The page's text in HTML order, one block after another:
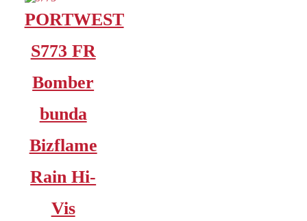
PORTWEST
S773 FR
Bomber
bunda
Bizflame
Rain Hi-
Vis